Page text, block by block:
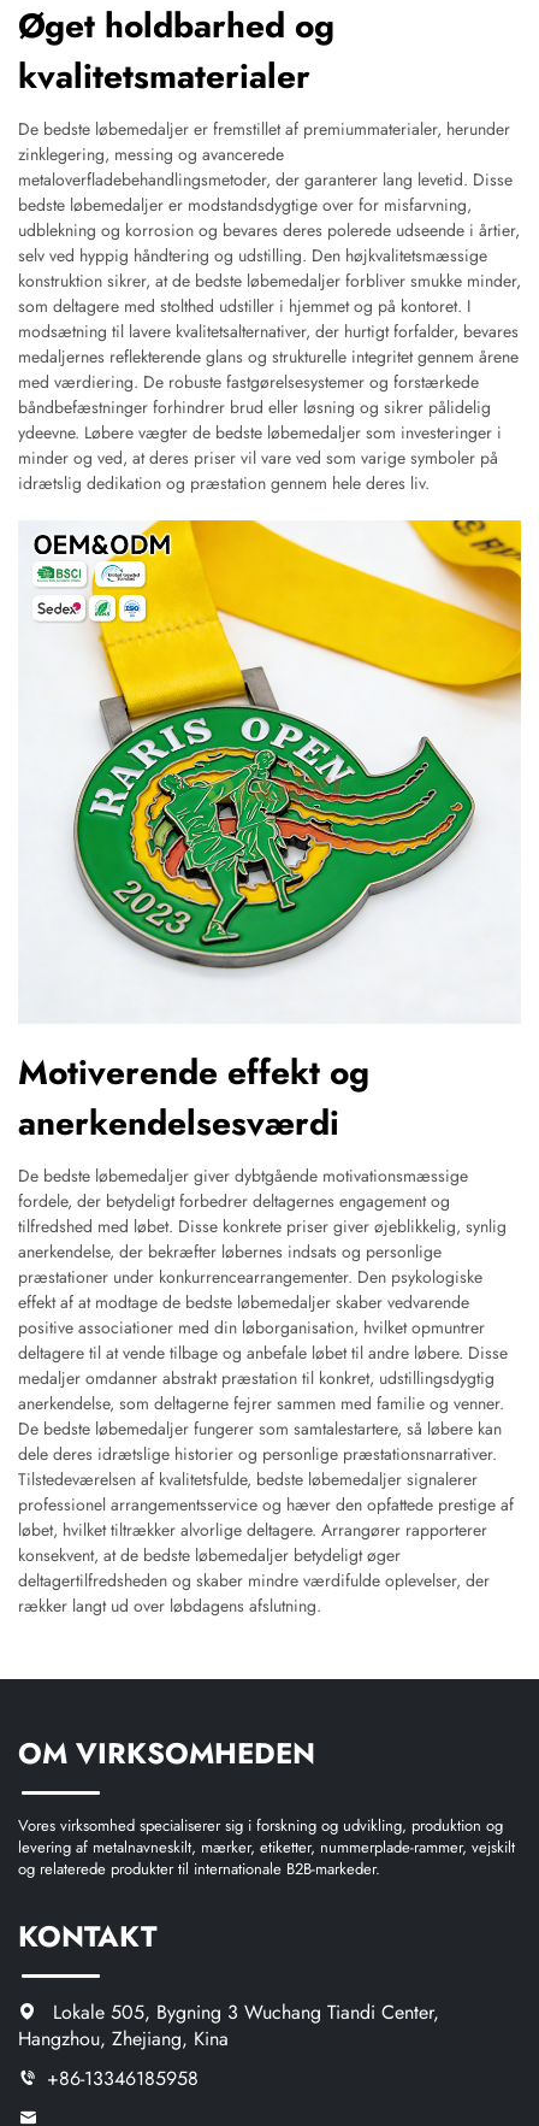
Øget holdbarhed og
kvalitetsmaterialer
De bedste løbemedaljer er fremstillet af premiummaterialer, herunder
zinklegering, messing og avancerede
metaloverfladebehandlingsmetoder, der garanterer lang levetid. Disse
bedste løbemedaljer er modstandsdygtige over for misfarvning,
udblekning og korrosion og bevares deres polerede udseende i årtier,
selv ved hyppig håndtering og udstilling. Den højkvalitetsmæssige
konstruktion sikrer, at de bedste løbemedaljer forbliver smukke minder,
som deltagere med stolthed udstiller i hjemmet og på kontoret. I
modsætning til lavere kvalitetsalternativer, der hurtigt forfalder, bevares
medaljernes reflekterende glans og strukturelle integritet gennem årene
med værdiering. De robuste fastgørelsesystemer og forstærkede
båndbefæstninger forhindrer brud eller løsning og sikrer pålidelig
ydeevne. Løbere vægter de bedste løbemedaljer som investeringer i
minder og ved, at deres priser vil vare ved som varige symboler på
idrætslig dedikation og præstation gennem hele deres liv.
Motiverende effekt og
anerkendelsesværdi
De bedste løbemedaljer giver dybtgående motivationsmæssige
fordele, der betydeligt forbedrer deltagernes engagement og
tilfredshed med løbet. Disse konkrete priser giver øjeblikkelig, synlig
anerkendelse, der bekræfter løbernes indsats og personlige
præstationer under konkurrencearrangementer. Den psykologiske
effekt af at modtage de bedste løbemedaljer skaber vedvarende
positive associationer med din løborganisation, hvilket opmuntrer
deltagere til at vende tilbage og anbefale løbet til andre løbere. Disse
medaljer omdanner abstrakt præstation til konkret, udstillingsdygtig
anerkendelse, som deltagerne fejrer sammen med familie og venner.
De bedste løbemedaljer fungerer som samtalestartere, så løbere kan
dele deres idrætslige historier og personlige præstationsnarrativer.
Tilstedeværelsen af kvalitetsfulde, bedste løbemedaljer signalerer
professionel arrangementsservice og hæver den opfattede prestige af
løbet, hvilket tiltrækker alvorlige deltagere. Arrangører rapporterer
konsekvent, at de bedste løbemedaljer betydeligt øger
deltagertilfredsheden og skaber mindre værdifulde oplevelser, der
rækker langt ud over løbdagens afslutning.
OM VIRKSOMHEDEN
Vores virksomhed specialiserer sig i forskning og udvikling, produktion og
levering af metalnavneskilt, mærker, etiketter, nummerplade-rammer, vejskilt
og relaterede produkter til internationale B2B-markeder.
KONTAKT
Lokale 505, Bygning 3 Wuchang Tiandi Center,
Hangzhou, Zhejiang, Kina
+86-13346185958